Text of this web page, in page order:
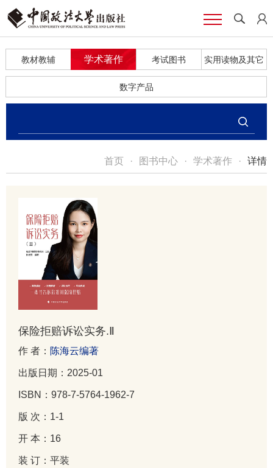
教材教辅 学术著作 考试图书 实用读物及其它
数字产品
首页 · 图书中心 · 学术著作 · 详情
保险拒赔诉讼实务.Ⅱ
作 者： 陈海云编著
出版日期：2025-01
ISBN：978-7-5764-1962-7
版 次：1-1
开 本：16
装 订：平装